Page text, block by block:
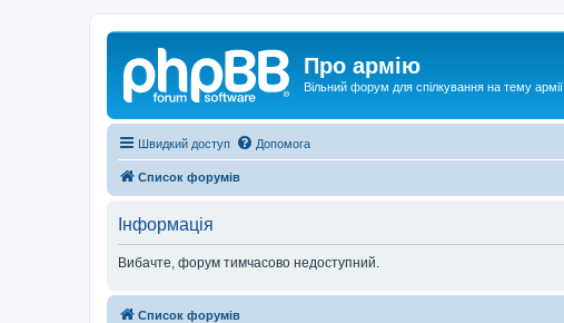
Про армію
Вільний форум для спілкування на тему армії
Швидкий доступ Допомога
Список форумів
Інформація
Вибачте, форум тимчасово недоступний.
Список форумів